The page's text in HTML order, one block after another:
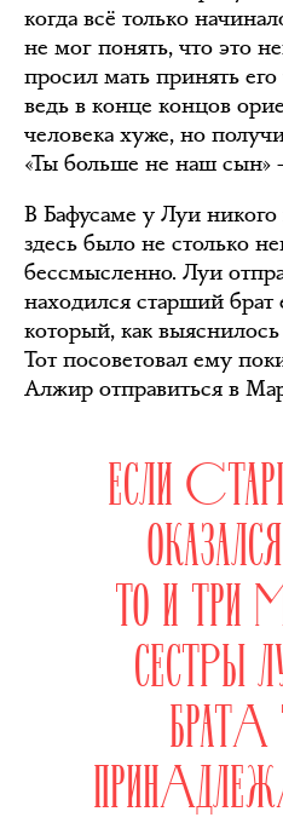
когда всё только
не мог понять, что это
просил мать принять его
ведь в конце концов
человека хуже, но
«Ты больше не наш сын»
В Бафусаме у Луи никого
здесь было не столько
бессмысленно. Луи
находился старший брат
который, как
Тот посоветовал ему
Алжир отправиться в
ЕСЛИ
ТО И ТРИ
СЕСТРЫ